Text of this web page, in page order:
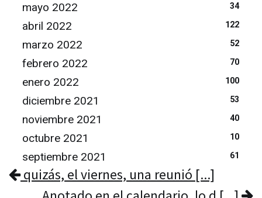
mayo 2022 34
abril 2022 122
marzo 2022 52
febrero 2022 70
enero 2022 100
diciembre 2021 53
noviembre 2021 40
octubre 2021 10
septiembre 2021 61
quizás, el viernes, una reunió [...]